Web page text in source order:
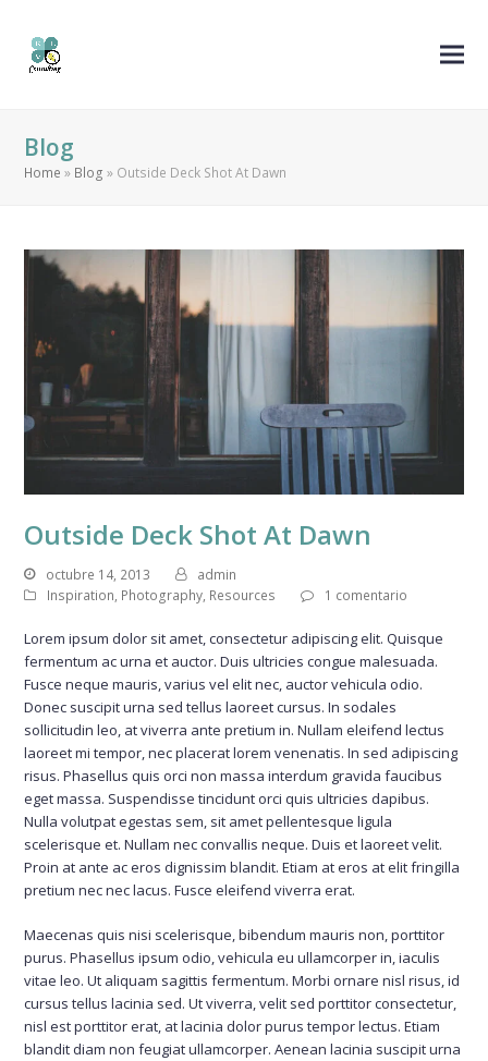
Blog
Home » Blog » Outside Deck Shot At Dawn
Outside Deck Shot At Dawn
octubre 14, 2013
admin
Inspiration, Photography, Resources 1 comentario
Lorem ipsum dolor sit amet, consectetur adipiscing elit. Quisque
fermentum ac urna et auctor. Duis ultricies congue malesuada.
Fusce neque mauris, varius vel elit nec, auctor vehicula odio.
Donec suscipit urna sed tellus laoreet cursus. In sodales
sollicitudin leo, at viverra ante pretium in. Nullam eleifend lectus
laoreet mi tempor, nec placerat lorem venenatis. In sed adipiscing
risus. Phasellus quis orci non massa interdum gravida faucibus
eget massa. Suspendisse tincidunt orci quis ultricies dapibus.
Nulla volutpat egestas sem, sit amet pellentesque ligula
scelerisque et. Nullam nec convallis neque. Duis et laoreet velit.
Proin at ante ac eros dignissim blandit. Etiam at eros at elit fringilla
pretium nec nec lacus. Fusce eleifend viverra erat.
Maecenas quis nisi scelerisque, bibendum mauris non, porttitor
purus. Phasellus ipsum odio, vehicula eu ullamcorper in, iaculis
vitae leo. Ut aliquam sagittis fermentum. Morbi ornare nisl risus, id
cursus tellus lacinia sed. Ut viverra, velit sed porttitor consectetur,
nisl est porttitor erat, at lacinia dolor purus tempor lectus. Etiam
blandit diam non feugiat ullamcorper. Aenean lacinia suscipit urna